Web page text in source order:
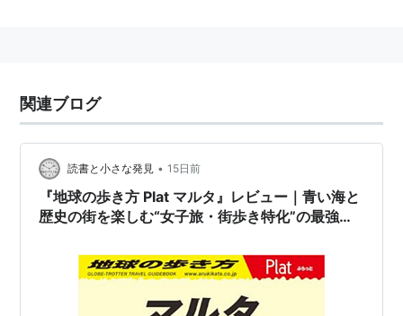
人名
ッカー選手）
マルタ・アルゲリッチ（アルゼンチンのピアニス
ト）
マルタ・ルアルディ（ゲームキャラクター）
関連ブログ
読書と小さな発見 • 15日前
『地球の歩き方 Plat マルタ』レビュー｜青い海と
歴史の街を楽しむ“女子旅・街歩き特化”の最強ガ